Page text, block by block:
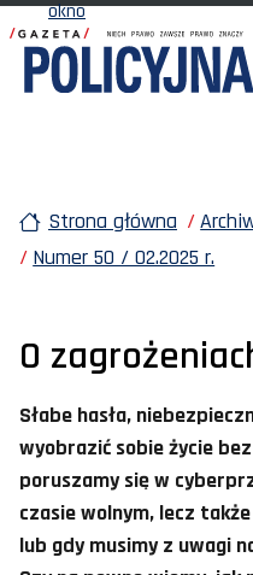
okno
Strona główna
Numer 50 / 02.2025 r.
O
Słabe hasła,
wyobrazić sobie życie
poruszamy się w
czasie wolnym, lecz
lub gdy musimy z uwagi